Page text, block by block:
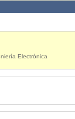
Electrónica